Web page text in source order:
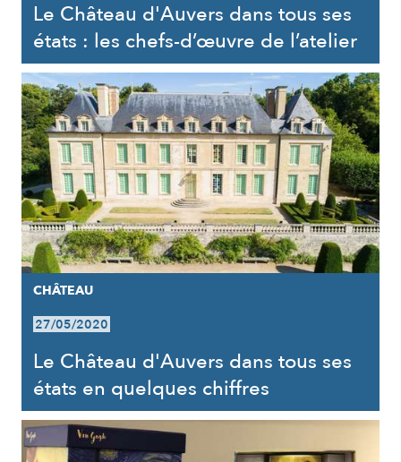
Le Château d'Auvers dans tous ses
états : les chefs-d’œuvre de l’atelier
CHÂTEAU
27/05/2020
Le Château d'Auvers dans tous ses
états en quelques chiffres